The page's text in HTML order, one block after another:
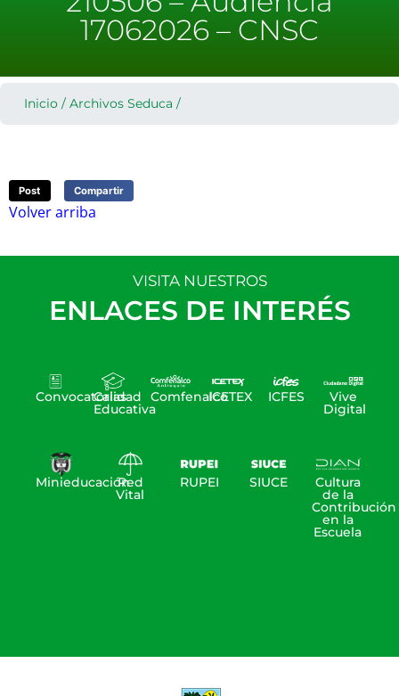
17062026 – CNSC
Inicio / Archivos Seduca /
Post Compartir
Volver arriba
VISITA NUESTROS
ENLACES DE INTERÉS
Convocatorias
Calidad
Educativa
ComfenalcoICETEX ICFES Vive
Digital
MinieducaciónRed
Vital
RUPEI SIUCE Cultura
de la
Contribución
en la
Escuela